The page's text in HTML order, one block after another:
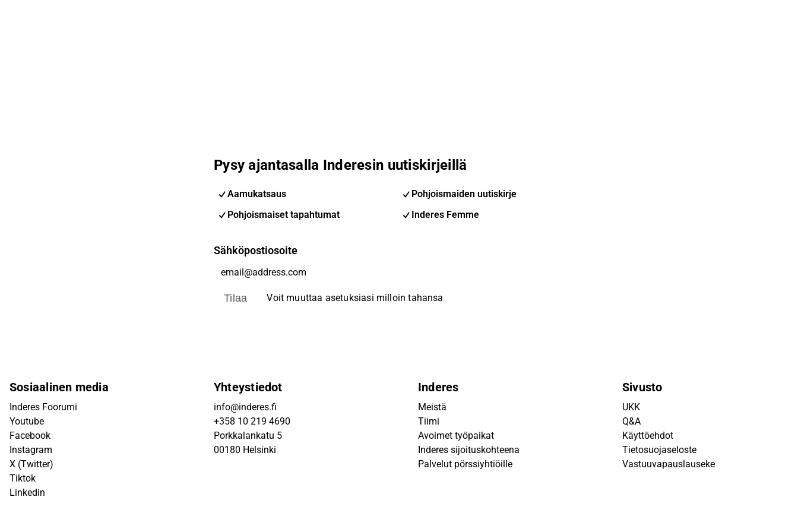
Pysy ajantasalla Inderesin uutiskirjeillä
Aamukatsaus
Pohjoismaiden uutiskirje
Pohjoismaiset tapahtumat
Inderes Femme
Sähköpostiosoite
Tilaa Voit muuttaa asetuksiasi milloin tahansa
Sosiaalinen media
Inderes Foorumi
Youtube
Facebook
Instagram
X (Twitter)
Tiktok
Linkedin
Yhteystiedot
info@inderes.fi
+358 10 219 4690
Porkkalankatu 5
00180 Helsinki
Inderes
Meistä
Tiimi
Avoimet työpaikat
Inderes sijoituskohteena
Palvelut pörssiyhtiöille
Sivusto
UKK
Q&A
Käyttöehdot
Tietosuojaseloste
Vastuuvapauslauseke